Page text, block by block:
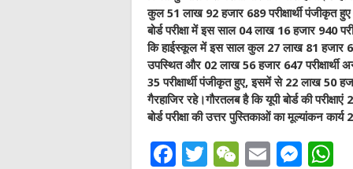
कुल 51 लाख 92 हजार 689 परीक्षार्थी पंजीकृत हुए
बोर्ड परीक्षा में इस साल 04 लाख 16 हजार 940
कि हाईस्कूल में इस साल कुल 27 लाख 81 हजार
उपस्थित और 02 लाख 56 हजार 647
35 परीक्षार्थी पंजीकृत हुए, इसमें से 22 लाख 50
गैरहाजिर रहे।गौरतलब है कि यूपी बोर्ड की
बोर्ड परीक्षा की उत्तर पुस्तिकाओं का मूल्यांकन
F
T
W E
M